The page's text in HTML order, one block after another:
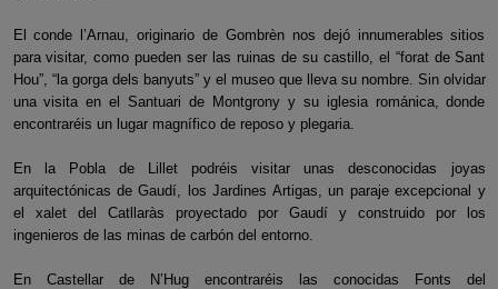
El conde l’Arnau, originario de Gombrèn nos dejó innumerables sitios
para visitar, como pueden ser las ruinas de su castillo, el “forat de Sant
Hou”, “la gorga dels banyuts” y el museo que lleva su nombre. Sin olvidar
una visita en el Santuari de Montgrony y su iglesia románica, donde
encontraréis un lugar magnífico de reposo y plegaria.
En la Pobla de Lillet podréis visitar unas desconocidas joyas
arquitectónicas de Gaudí, los Jardines Artigas, un paraje excepcional y
el xalet del Catllaràs proyectado por Gaudí y construido por los
ingenieros de las minas de carbón del entorno.
En Castellar de N’Hug encontraréis las conocidas Fonts del